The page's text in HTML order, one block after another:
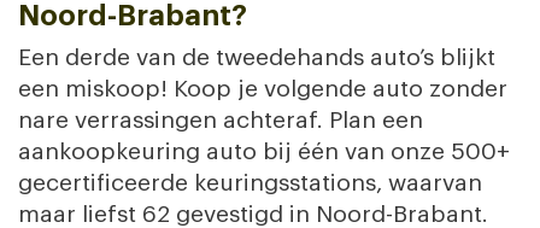
Noord-Brabant?
Een derde van de tweedehands auto’s blijkt
een miskoop! Koop je volgende auto zonder
nare verrassingen achteraf. Plan een
aankoopkeuring auto bij één van onze 500+
gecertificeerde keuringsstations, waarvan
maar liefst 62 gevestigd in Noord-Brabant.